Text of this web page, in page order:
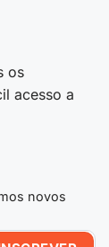
os
acesso a
novos